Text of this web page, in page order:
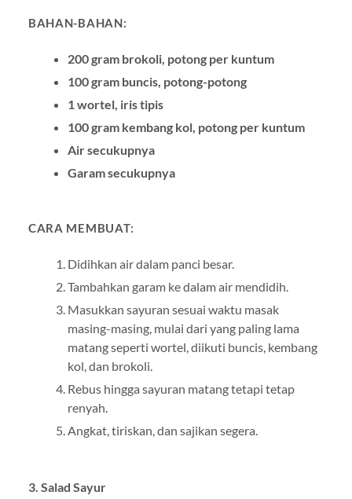
BAHAN-BAHAN:
200 gram brokoli, potong per kuntum
100 gram buncis, potong-potong
1 wortel, iris tipis
100 gram kembang kol, potong per kuntum
Air secukupnya
Garam secukupnya
CARA MEMBUAT:
Didihkan air dalam panci besar.
Tambahkan garam ke dalam air mendidih.
Masukkan sayuran sesuai waktu masak
masing-masing, mulai dari yang paling lama
matang seperti wortel, diikuti buncis, kembang
kol, dan brokoli.
Rebus hingga sayuran matang tetapi tetap
renyah.
Angkat, tiriskan, dan sajikan segera.
3. Salad Sayur